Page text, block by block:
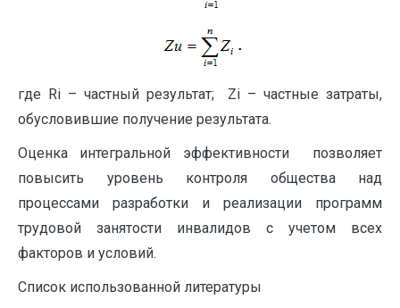
где Ri – частный результат; Zi – частные затраты,
обусловившие получение результата.
Оценка интегральной эффективности позволяет
повысить уровень контроля общества над
процессами разработки и реализации программ
трудовой занятости инвалидов с учетом всех
факторов и условий.
Список использованной литературы